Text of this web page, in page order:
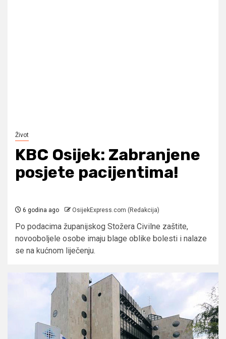
Život
KBC Osijek: Zabranjene
posjete pacijentima!
6 godina ago OsijekExpress.com (Redakcija)
Po podacima županijskog Stožera Civilne zaštite,
novooboljele osobe imaju blage oblike bolesti i nalaze
se na kućnom liječenju.